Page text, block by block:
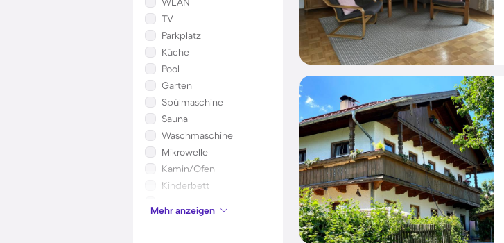
TV
Parkplatz
Küche
Pool
Garten
Spülmaschine
Sauna
Waschmaschine
Mikrowelle
Kamin/Ofen
Kinderbett
Whirlpool
Klimaanlage
Mehr anzeigen